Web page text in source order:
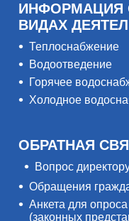
ИНФОРМАЦИЯ
ВИДАХ
Теплоснабжение
Водоотведение
Горячее
Холодное
ОБРАТНАЯ
Вопрос
Обращения
Анкета для
(законных